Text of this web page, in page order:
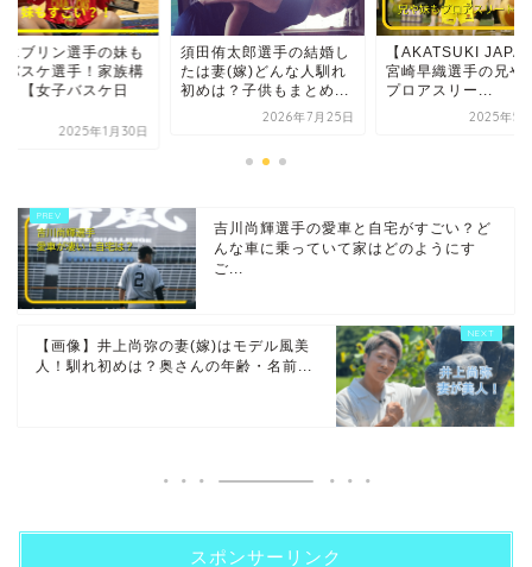
侑太郎選手の結婚し
妻(嫁)どんな人馴れ
は？子供もまとめ...
【AKATSUKI JAPAN】
宮崎早織選手の兄や妹も
プロアスリー...
2025年5月21日
馬瓜エブリン選手の
プロバスケ選手！家
成は？【女子バスケ
吉川尚輝選手の愛車と自宅がすごい？ど
んな車に乗っていて家はどのようにす
ご...
【画像】井上尚弥の妻(嫁)はモデル風美
人！馴れ初めは？奥さんの年齢・名前...
スポンサーリンク